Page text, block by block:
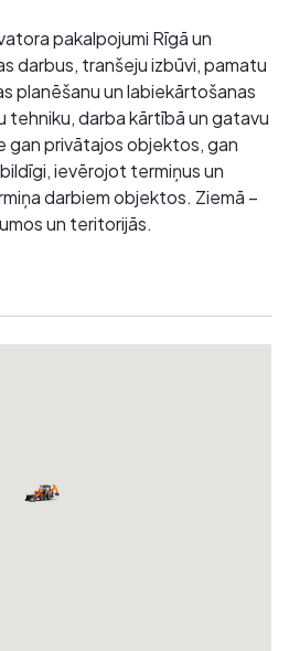
pakalpojumi Rīgā un
darbus, tranšeju izbūvi, pamatu
planēšanu un labiekārtošanas
tehniku, darba kārtībā un gatavu
gan privātajos objektos, gan
ievērojot termiņus un
darbiem objektos. Ziemā –
un teritorijās.